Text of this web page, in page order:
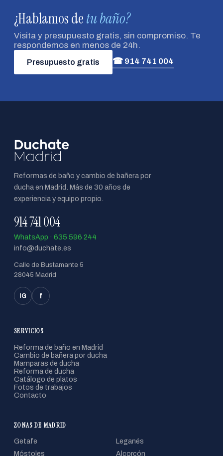
¿Hablamos detu baño?
Visita y presupuesto gratis, sin compromiso. Te
respondemos en menos de 24h.
Presupuesto gratis ☎ 914 741 004
Reformas de baño y cambio de bañera por
ducha en Madrid. Más de 30 años de
experiencia y equipo propio.
914 741 004
WhatsApp · 635 596 244
info@duchate.es
Calle de Bustamante 5
28045 Madrid
IG f
SERVICIOS
Reforma de baño en Madrid
Cambio de bañera por ducha
Mamparas de ducha
Reforma de ducha
Catálogo de platos
Fotos de trabajos
Contacto
ZONAS DE MADRID
Getafe
Leganés
Móstoles
Alcorcón